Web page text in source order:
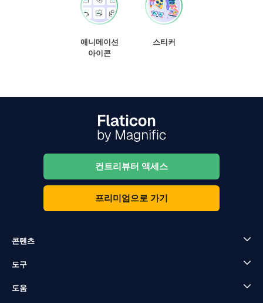
애니메이션
아이콘
스티커
컨트리뷰터 액세스
프리미엄으로 가기
콘텐츠
도구
도움